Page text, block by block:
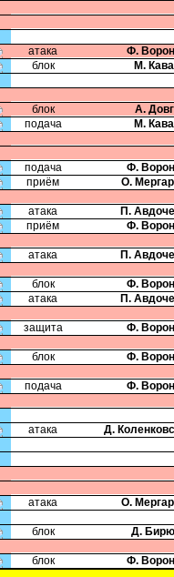
атака Ф.
блок М.
блок А.
подача М.
подача Ф.
приём О.
атака П.
приём Ф.
атака П.
блок Ф.
атака П.
защита Ф.
блок Ф.
подача Ф.
атака Д.
атака О.
блок Д.
блок Ф.